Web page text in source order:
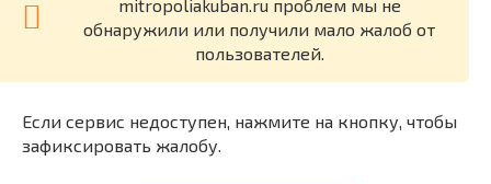
mitropoliakuban.ru проблем мы не
обнаружили или получили мало жалоб от
пользователей.
Если сервис недоступен, нажмите на кнопку, чтобы
зафиксировать жалобу.